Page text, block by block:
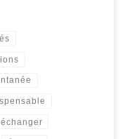
échanger